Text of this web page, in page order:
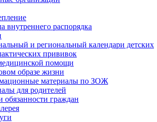
внутреннего распорядка
и региональный календари детских
прививок
помощи
образе жизни
материалы по ЗОЖ
для родителей
обязанности граждан